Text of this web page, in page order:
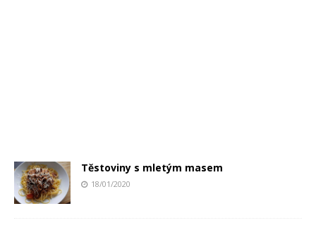
Těstoviny s mletým masem
18/01/2020